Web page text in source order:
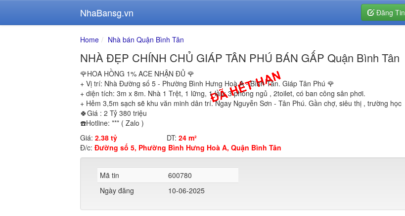
NhaBansg.vn Đăng Tin
Home Nhà bán Quận Bình Tân
NHÀ ĐẸP CHÍNH CHỦ GIÁP TÂN PHÚ BÁN GẤP Quận Bình Tân
🌹HOA HỒNG 1% ACE NHẬN ĐỦ 🌹
+ Vị trí: Nhà Đường số 5 - Phường Bình Hưng Hoà A - Bình Tân. Giáp Tân Phú 🌹
+ diện tích: 3m x 8m. Nhà 1 Trệt, 1 lững, 1 lầu: 3 phòng ngủ , 2toilet, có ban công sân phơi.
+ Hẻm 3,5m sạch sẽ khu văn minh dân trí. Ngay Nguyễn Sơn - Tân Phú. Gần chợ, siêu thị , trường học
🍀Giá : 2 Tỷ 380 triệu
☎️Hotline: *** ( Zalo )
Giá: 2.38 tỷ DT: 24 m²
Đ/c: Đường số 5, Phường Bình Hưng Hoà A, Quận Bình Tân
Mã tin
600780
Ngày đăng
10-06-2025